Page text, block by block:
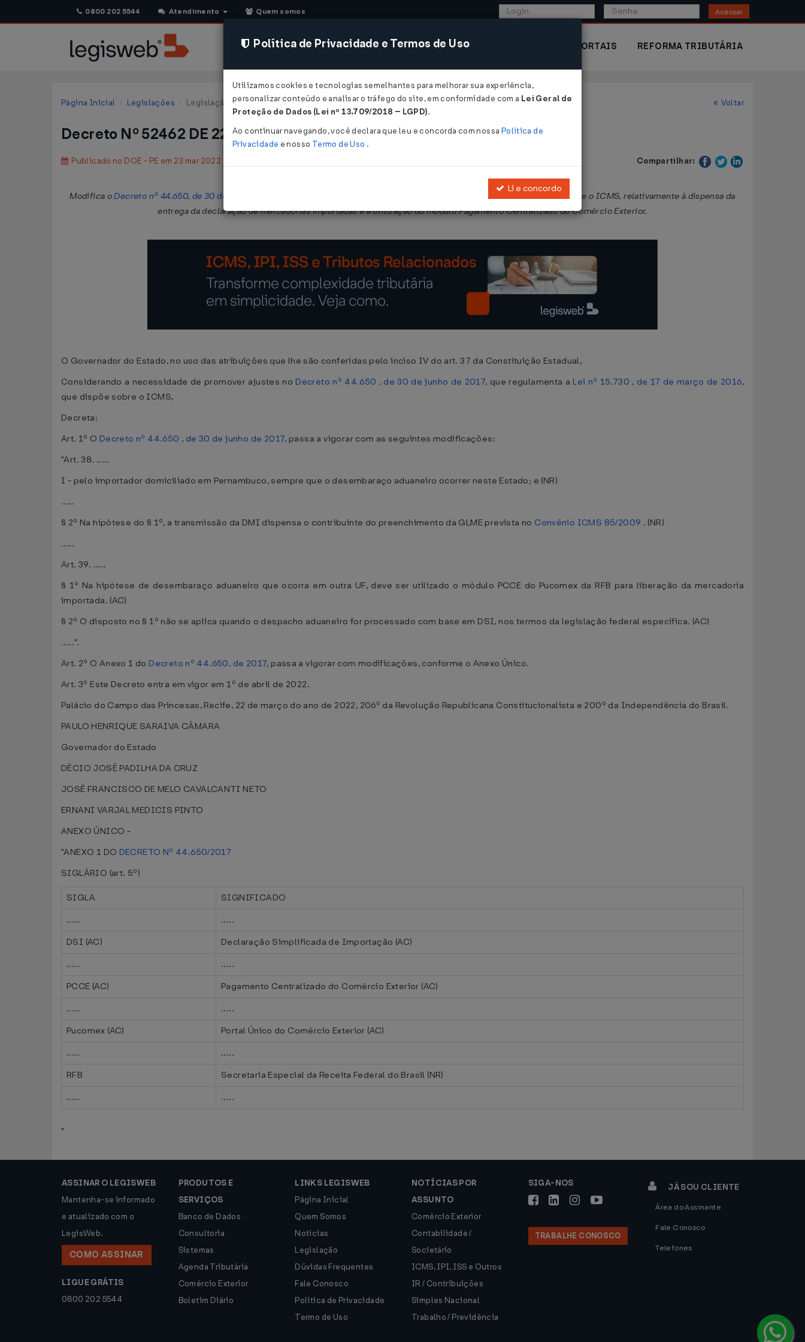
0800 202 5544 Atendimento Quem somos Acessar
CONSULTORIA SISTEMAS COMÉRCIO EXTERIOR PORTAIS REFORMA TRIBUTÁRIA
Página Inicial Legislações Legislação Estadual - Pernambuco Voltar
Decreto Nº 52462 DE 22/03/2022
Publicado no DOE - PE em 23 mar 2022 Compartilhar:
Modifica oDecreto nº 44.650, de 30 de junho de 2017 Lei nº 15.730, de 17 de março de 2016, que dispõe sobre o ICMS, relativamente à dispensa da
entrega da declaração de mercadorias importadas e à utilização do módulo Pagamento Centralizado do Comércio Exterior.
O Governador do Estado, no uso das atribuições que lhe são conferidas pelo inciso IV do art. 37 da Constituição Estadual,
Considerando a necessidade de promover ajustes no Decreto nº 44.650 , de 30 de junho de 2017, que regulamenta a Lei nº 15.730 , de 17 de março de 2016,
que dispõe sobre o ICMS,
Decreta:
Art. 1º O Decreto nº 44.650 , de 30 de junho de 2017, passa a vigorar com as seguintes modificações:
"Art. 38. .....
I - pelo importador domiciliado em Pernambuco, sempre que o desembaraço aduaneiro ocorrer neste Estado; e (NR)
.....
§ 2º Na hipótese do § 1º, a transmissão da DMI dispensa o contribuinte do preenchimento da GLME prevista no Convênio ICMS 85/2009 . (NR)
.....
Art. 39. .....
§ 1º Na hipótese de desembaraço aduaneiro que ocorra em outra UF, deve ser utilizado o módulo PCCE do Pucomex da RFB para liberação da mercadoria
importada. (AC)
§ 2º O disposto no § 1º não se aplica quando o despacho aduaneiro for processado com base em DSI, nos termos da legislação federal específica. (AC)
.....".
Art. 2º O Anexo 1 do Decreto nº 44.650, de 2017, passa a vigorar com modificações, conforme o Anexo Único.
Art. 3º Este Decreto entra em vigor em 1º de abril de 2022.
Palácio do Campo das Princesas, Recife, 22 de março do ano de 2022, 206º da Revolução Republicana Constitucionalista e 200º da Independência do Brasil.
PAULO HENRIQUE SARAIVA CÂMARA
Governador do Estado
DÉCIO JOSÉ PADILHA DA CRUZ
JOSÉ FRANCISCO DE MELO CAVALCANTI NETO
ERNANI VARJAL MEDICIS PINTO
ANEXO ÚNICO -
"ANEXO 1 DO DECRETO Nº 44.650/2017
SIGLÁRIO (art. 5º)
SIGLA
SIGNIFICADO
.....
.....
DSI (AC)
Declaração Simplificada de Importação (AC)
.....
.....
PCCE (AC)
Pagamento Centralizado do Comércio Exterior (AC)
.....
.....
Pucomex (AC)
Portal Único do Comércio Exterior (AC)
.....
.....
RFB
Secretaria Especial da Receita Federal do Brasil (NR)
.....
.....
"
ASSINAR O LEGISWEB
Mantenha-se informado
e atualizado com o
LegisWeb.
COMO ASSINAR
LIGUE GRÁTIS
0800 202 5544
PRODUTOS E
SERVIÇOS
Banco de Dados
Consultoria
Sistemas
Agenda Tributária
Comércio Exterior
Boletim Diário
LINKS LEGISWEB
Página Inicial
Quem Somos
Notícias
Legislação
Dúvidas Frequentes
Fale Conosco
Política de Privacidade
Termo de Uso
NOTÍCIAS POR
ASSUNTO
Comércio Exterior
Contabilidade /
Societário
ICMS, IPI, ISS e Outros
IR / Contribuições
Simples Nacional
Trabalho / Previdência
SIGA-NOS
TRABALHE CONOSCO
JÁ SOU CLIENTE
Área do Assinante
Fale Conosco
Telefones
Política de Privacidade e Termos de Uso
Utilizamos cookies e tecnologias semelhantes para melhorar sua experiência,
personalizar conteúdo e analisar o tráfego do site, em conformidade com a Lei Geral de
Proteção de Dados (Lei nº 13.709/2018 – LGPD).
Ao continuar navegando, você declara que leu e concorda com nossa Política de
Privacidade e nosso Termo de Uso .
Li e concordo